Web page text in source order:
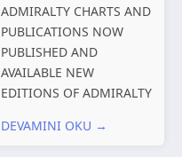
ADMIRALTY CHARTS AND
PUBLICATIONS NOW
PUBLISHED AND
AVAILABLE NEW
EDITIONS OF ADMIRALTY
PUBLICATIONS New
DEVAMINI OKU →